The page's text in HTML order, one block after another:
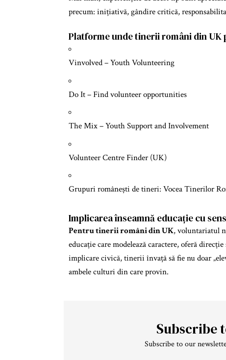
precum: inițiativă, gândire critică,
Platforme unde tinerii români din UK
Vinvolved – Youth Volunteering
Do It – Find volunteer opportunities
The Mix – Youth Support and Involvement
Volunteer Centre Finder (UK)
Grupuri românești de tineri: Vocea Tinerilor
Implicarea înseamnă educație cu sens
Pentru tinerii români din UK, voluntariatul
educație care modelează caractere, oferă
implicare civică, tinerii învață să fie nu doar
ambele culturi din care provin.
Subscribe
Subscribe to our